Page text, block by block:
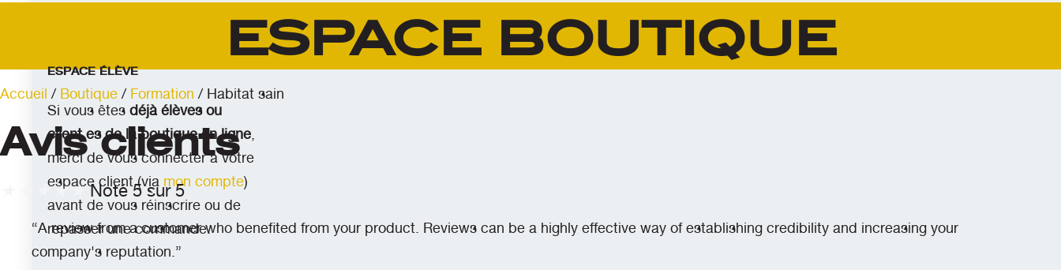
ESPACE ÉLÈVE
Si vous êtes déjà élèves ou
client.es de la boutique en ligne,
merci de vous connecter à votre
espace client (via mon compte)
avant de vous réinscrire ou de
repasser une commande.
espace boutique
Accueil / Boutique/ Formation / Habitat sain
Avis clients
★★★ Noté 5 sur 5
“A review from a customer who benefited from your product. Reviews can be a highly effective way of establishing credibility and increasing your
company's reputation.”